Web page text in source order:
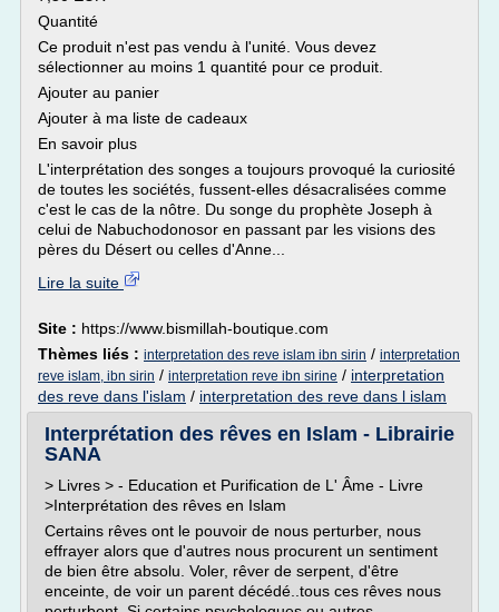
Quantité
Ce produit n'est pas vendu à l'unité. Vous devez
sélectionner au moins 1 quantité pour ce produit.
Ajouter au panier
Ajouter à ma liste de cadeaux
En savoir plus
L'interprétation des songes a toujours provoqué la curiosité
de toutes les sociétés, fussent-elles désacralisées comme
c'est le cas de la nôtre. Du songe du prophète Joseph à
celui de Nabuchodonosor en passant par les visions des
pères du Désert ou celles d'Anne...
Lire la suite
Site : https://www.bismillah-boutique.com
Thèmes liés : interpretation des reve islam ibn sirin / interpretation
reve islam, ibn sirin / interpretation reve ibn sirine / interpretation
des reve dans l'islam / interpretation des reve dans l islam
Interprétation des rêves en Islam - Librairie
SANA
> Livres > - Education et Purification de L' Âme - Livre
>Interprétation des rêves en Islam
Certains rêves ont le pouvoir de nous perturber, nous
effrayer alors que d'autres nous procurent un sentiment
de bien être absolu. Voler, rêver de serpent, d'être
enceinte, de voir un parent décédé..tous ces rêves nous